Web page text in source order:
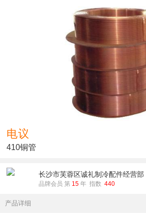
电议
410铜管
长沙市芙蓉区诚礼制冷配件经营部
品牌会员 第 15 年 指数 440
产品详细